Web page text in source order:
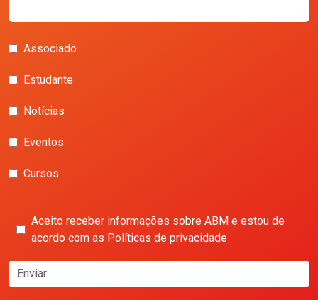
Associado
Estudante
Notícias
Eventos
Cursos
Aceito receber informações sobre ABM e estou de
acordo com as Políticas de privacidade
Enviar